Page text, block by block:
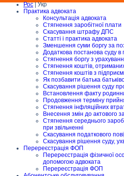
Рос| Укр
Практика адвоката
Консультація адвоката
Стягнення заробітної плати
Скасування штрафу ДПС
Статті і практика адвоката
Зменшення суми боргу за
Додаткова постанова суду в
Стягнення боргу з
Стягнення коштів,
Стягнення коштів з
Як позбавити батька
Скасування рішення суду
Встановлення факту
Продовження терміну
Стягнення інфляційних
Внесення змін до актового
Стягнення середнього
при звільненні
Скасування податкового
Скасування рішення суду,
Перереєстрація ФОП
Перереєстрація фізичної
допомогою адвоката
Перереєстрація ФОП